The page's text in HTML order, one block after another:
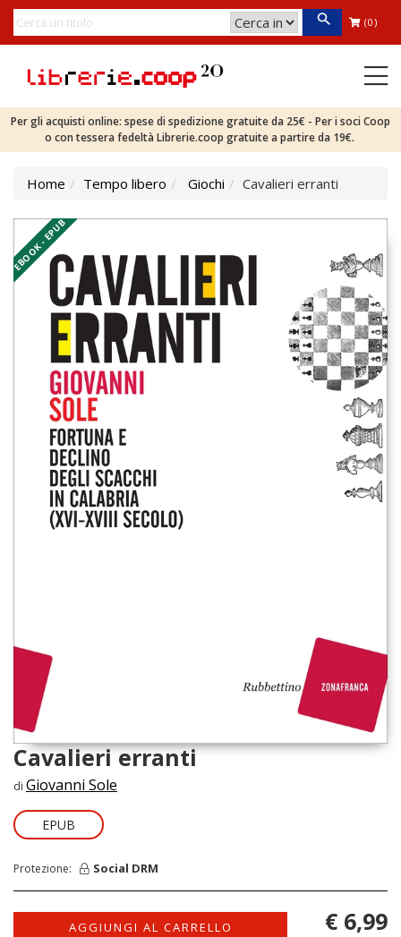
(0)
Per gli acquisti online: spese di spedizione gratuite da 25€ - Per i soci Coop
o con tessera fedeltà Librerie.coop gratuite a partire da 19€.
Home Tempo libero Giochi Cavalieri erranti
EBOOK - EPUB
Cavalieri erranti
di Giovanni Sole
EPUB
Protezione: Social DRM
AGGIUNGI AL CARRELLO € 6,99